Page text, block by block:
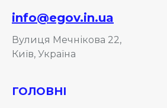
info@egov.in.ua
Вулиця Мечнікова 22,
Київ, Україна
ГОЛОВНІ